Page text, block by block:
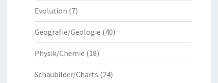
Evolution (7)
Geografie/Geologie (40)
Physik/Chemie (18)
Schaubilder/Charts (24)